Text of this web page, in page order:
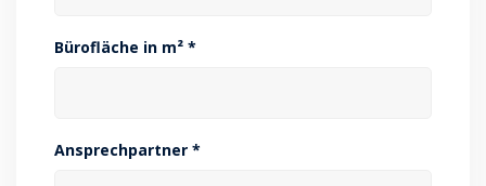
Bürofläche in m² *
Ansprechpartner *